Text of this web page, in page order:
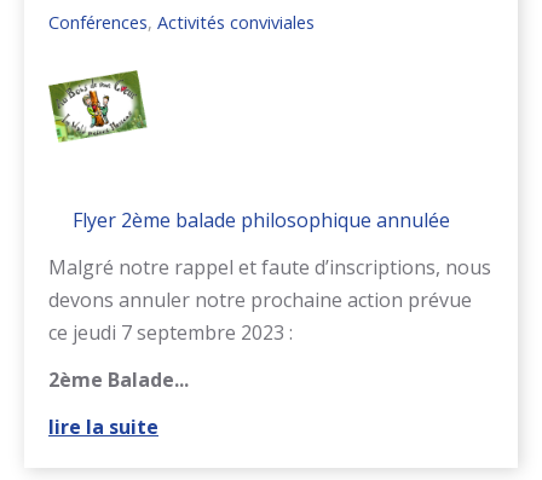
Conférences, Activités conviviales
Flyer 2ème balade philosophique annulée
Malgré notre rappel et faute d’inscriptions, nous
devons annuler notre prochaine action prévue
ce jeudi 7 septembre 2023 :
2ème Balade...
lire la suite